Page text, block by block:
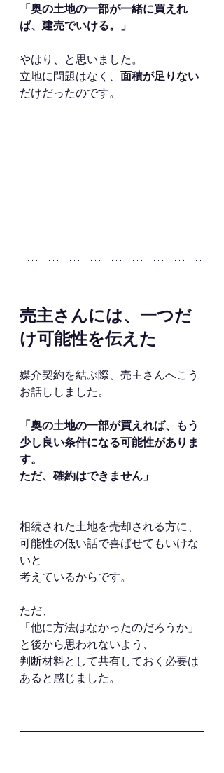
「奥の土地の一部が一緒に買えれ
ば、建売でいける。」
やはり、と思いました。
立地に問題はなく、 面積が足りない
だけだったのです。
売主さんには、一つだ
け可能性を伝えた
媒介契約を結ぶ際、売主さんへこう
お話ししました。
「奥の土地の一部が買えれば、もう
少し良い条件になる可能性がありま
す。
ただ、確約はできません」
相続された土地を売却される方に、
可能性の低い話で喜ばせてもいけな
いと
考えているからです。
ただ、
「他に方法はなかったのだろうか」
と後から思われないよう、
判断材料として共有しておく必要は
あると感じました。